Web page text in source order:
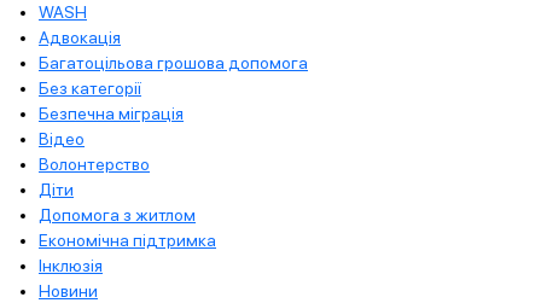
WASH
Адвокація
Багатоцільова грошова допомога
Без категорії
Безпечна міграція
Відео
Волонтерство
Діти
Допомога з житлом
Економічна підтримка
Інклюзія
Новини